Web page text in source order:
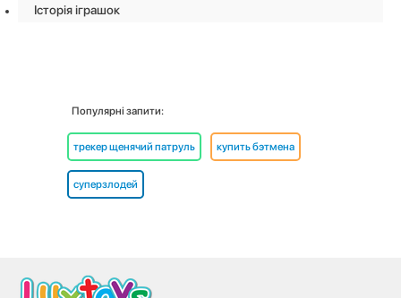
Історія іграшок
Популярні запити:
трекер щенячий патруль купить бэтмена
суперзлодей